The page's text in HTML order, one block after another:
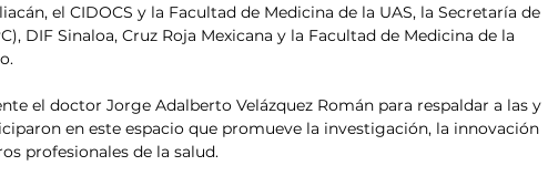
el CIDOCS y la Facultad de Medicina de la UAS, la Secretaría de
DIF Sinaloa, Cruz Roja Mexicana y la Facultad de Medicina de la
el doctor Jorge Adalberto Velázquez Román para respaldar a las y
en este espacio que promueve la investigación, la innovación
profesionales de la salud.